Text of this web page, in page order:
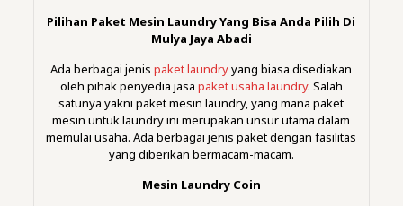
Pilihan Paket Mesin Laundry Yang Bisa Anda Pilih Di
Mulya Jaya Abadi
Ada berbagai jenispaket laundryyang biasa disediakan
oleh pihak penyedia jasa paket usaha laundry. Salah
satunya yakni paket mesin laundry, yang mana paket
mesin untuk laundry ini merupakan unsur utama dalam
memulai usaha. Ada berbagai jenis paket dengan fasilitas
yang diberikan bermacam-macam.
Mesin Laundry Coin